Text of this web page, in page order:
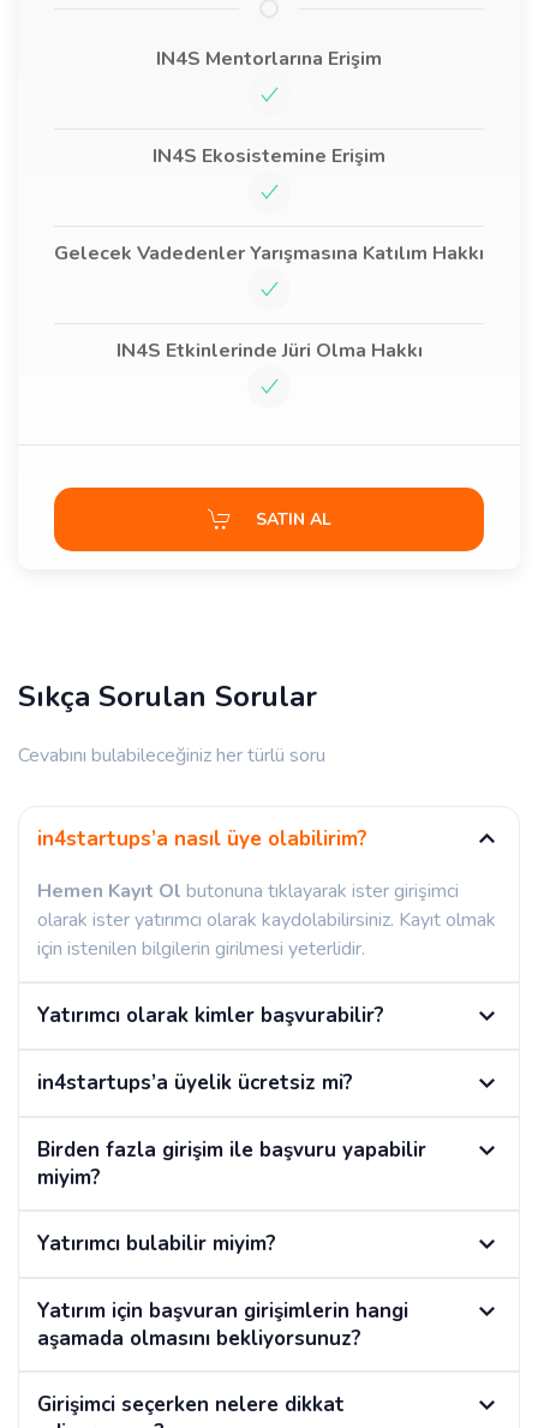
IN4S Mentorlarına Erişim
IN4S Ekosistemine Erişim
Gelecek Vadedenler Yarışmasına Katılım Hakkı
IN4S Etkinlerinde Jüri Olma Hakkı
SATIN AL
Sıkça Sorulan Sorular
Cevabını bulabileceğiniz her türlü soru
in4startups’a nasıl üye olabilirim?
Hemen Kayıt Ol butonuna tıklayarak ister girişimci
olarak ister yatırımcı olarak kaydolabilirsiniz. Kayıt olmak
için istenilen bilgilerin girilmesi yeterlidir.
Yatırımcı olarak kimler başvurabilir?
in4startups’a üyelik ücretsiz mi?
Birden fazla girişim ile başvuru yapabilir
miyim?
Yatırımcı bulabilir miyim?
Yatırım için başvuran girişimlerin hangi
aşamada olmasını bekliyorsunuz?
Girişimci seçerken nelere dikkat